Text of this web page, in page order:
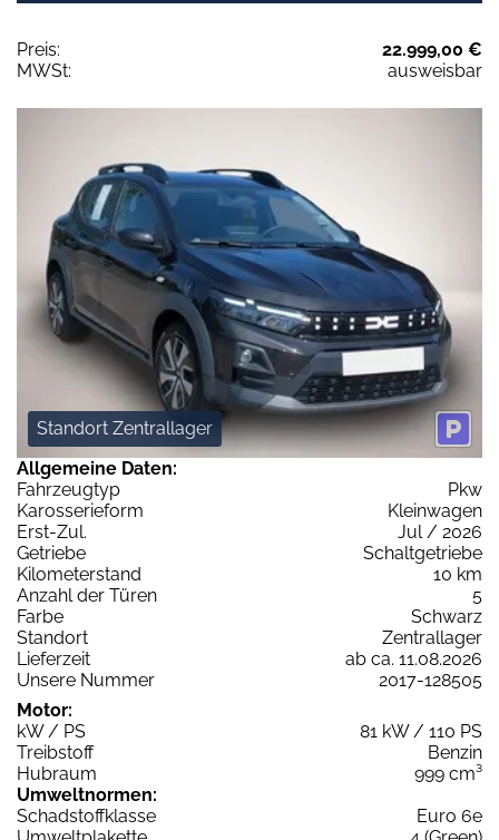
Preis:
22.999,00 €
MWSt:
ausweisbar
Standort Zentrallager
Allgemeine Daten:
Fahrzeugtyp
Pkw
Karosserieform
Kleinwagen
Erst-Zul.
Jul / 2026
Getriebe
Schaltgetriebe
Kilometerstand
10 km
Anzahl der Türen
5
Farbe
Schwarz
Standort
Zentrallager
Lieferzeit
ab ca. 11.08.2026
Unsere Nummer
2017-128505
Motor:
kW / PS
81 kW / 110 PS
Treibstoff
Benzin
Hubraum
999 cm³
Umweltnormen:
Schadstoffklasse
Euro 6e